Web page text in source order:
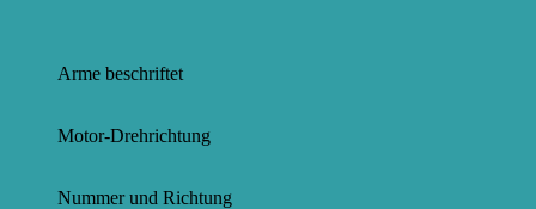
Arme beschriftet
Motor-Drehrichtung
Nummer und Richtung